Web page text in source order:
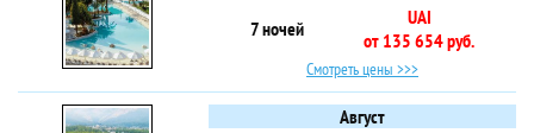
7 ночей
UAI
от 135 654 руб.
Смотреть цены >>>
Август